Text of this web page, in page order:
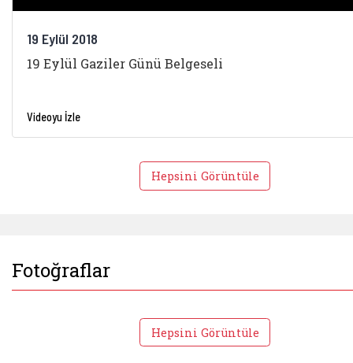
19 Eylül 2018
19 Eylül Gaziler Günü Belgeseli
Videoyu İzle
Hepsini Görüntüle
Fotoğraflar
Hepsini Görüntüle